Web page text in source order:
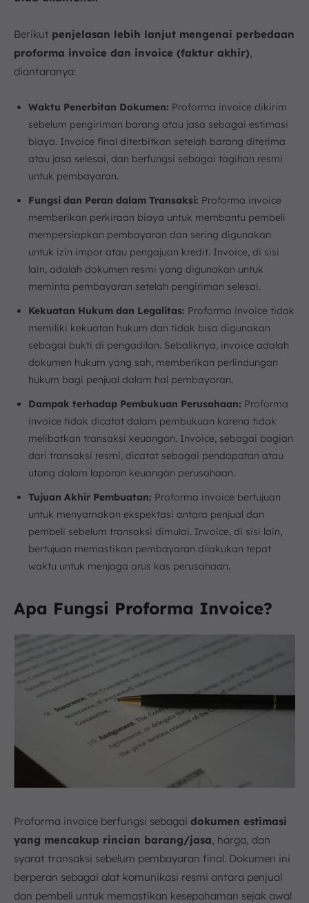
Berikut penjelasan lebih lanjut mengenai perbedaan
proforma invoice dan invoice (faktur akhir),
diantaranya:
Waktu Penerbitan Dokumen: Proforma invoice dikirim
sebelum pengiriman barang atau jasa sebagai estimasi
biaya. Invoice final diterbitkan setelah barang diterima
atau jasa selesai, dan berfungsi sebagai tagihan resmi
untuk pembayaran.
Fungsi dan Peran dalam Transaksi: Proforma invoice
memberikan perkiraan biaya untuk membantu pembeli
mempersiapkan pembayaran dan sering digunakan
untuk izin impor atau pengajuan kredit. Invoice, di sisi
lain, adalah dokumen resmi yang digunakan untuk
meminta pembayaran setelah pengiriman selesai.
Kekuatan Hukum dan Legalitas: Proforma invoice tidak
memiliki kekuatan hukum dan tidak bisa digunakan
sebagai bukti di pengadilan. Sebaliknya, invoice adalah
dokumen hukum yang sah, memberikan perlindungan
hukum bagi penjual dalam hal pembayaran.
Dampak terhadap Pembukuan Perusahaan: Proforma
invoice tidak dicatat dalam pembukuan karena tidak
melibatkan transaksi keuangan. Invoice, sebagai bagian
dari transaksi resmi, dicatat sebagai pendapatan atau
utang dalam laporan keuangan perusahaan.
Tujuan Akhir Pembuatan: Proforma invoice bertujuan
untuk menyamakan ekspektasi antara penjual dan
pembeli sebelum transaksi dimulai. Invoice, di sisi lain,
bertujuan memastikan pembayaran dilakukan tepat
waktu untuk menjaga arus kas perusahaan.
Apa Fungsi Proforma Invoice?
Proforma invoice berfungsi sebagai dokumen estimasi
yang mencakup rincian barang/jasa , harga, dan
syarat transaksi sebelum pembayaran final. Dokumen ini
berperan sebagai alat komunikasi resmi antara penjual
dan pembeli untuk memastikan kesepahaman sejak awal